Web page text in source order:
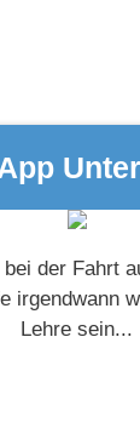
der Fahrt
irgendwann
Lehre sein...